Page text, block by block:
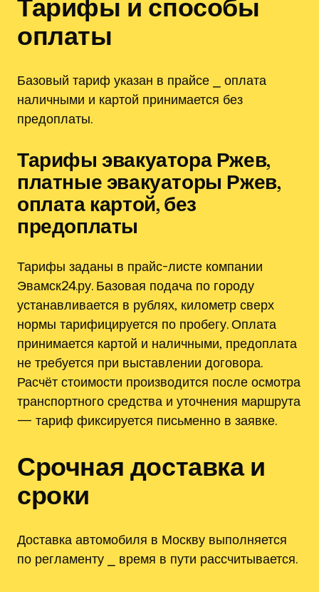
Тарифы и способы
оплаты
Базовый тариф указан в прайсе ⎯ оплата
наличными и картой принимается без
предоплаты.
Тарифы эвакуатора Ржев‚
платные эвакуаторы Ржев‚
оплата картой‚ без
предоплаты
Тарифы заданы в прайс-листе компании
Эвамск24.ру. Базовая подача по городу
устанавливается в рублях‚ километр сверх
нормы тарифицируется по пробегу. Оплата
принимается картой и наличными‚ предоплата
не требуется при выставлении договора.
Расчёт стоимости производится после осмотра
транспортного средства и уточнения маршрута
— тариф фиксируется письменно в заявке.
Срочная доставка и
сроки
Доставка автомобиля в Москву выполняется
по регламенту ⎯ время в пути рассчитывается.